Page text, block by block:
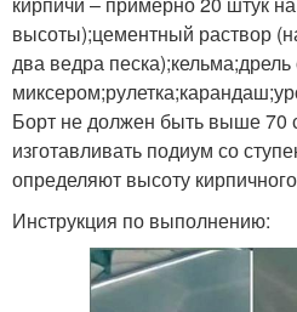
высоты);цементный раствор
два ведра песка);кельма;дрель
Борт не должен быть выше 70
изготавливать подиум со
определяют высоту
Инструкция по выполнению: